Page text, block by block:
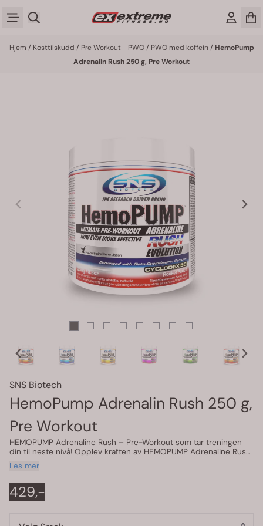
Hopp til innhold
Hjem / Kosttilskudd / Pre Workout - PWO/ PWO med koffein / HemoPump
Adrenalin Rush 250 g, Pre Workout
SNS Biotech
HemoPump Adrenalin Rush 250 g,
Pre Workout
HEMOPUMP Adrenaline Rush – Pre-Workout som tar treningen
din til neste nivå! Opplev kraften av HEMOPUMP Adrenaline Rush
fra SNS Biotech – en avansert Pre-Workout designet for seriøse
treningsentusiaster. Med en perfekt balanse av
fokus og pump i toppklasse. Gjør deg klar for en treningsøkt som
overgår alt du har opplevd før! Fordeler med HEMOPUMP
Les mer
429,-